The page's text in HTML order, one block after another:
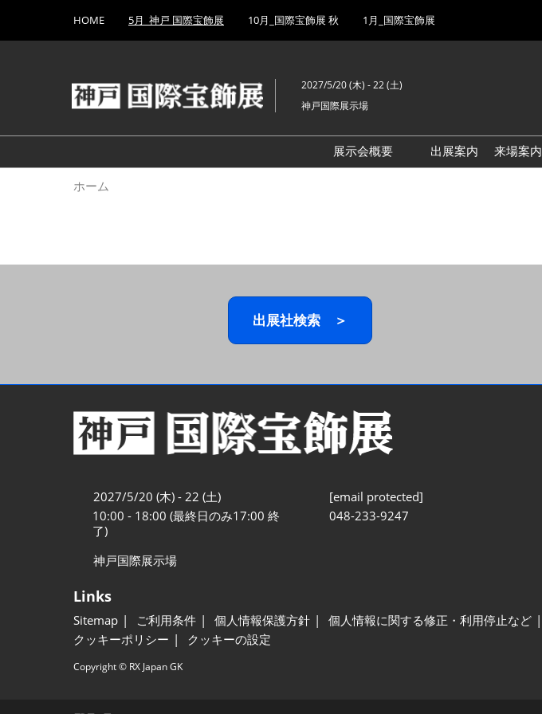
キ
し
て
to
HOME 5月_神戸 国際宝飾展 10月_国際宝飾展 秋 1月_国際宝飾展
2027/5/20 (木) - 22 (土)
神戸国際展示場
展示会概要
出展案内
来場案内
ホーム
出展社検索 ＞
2027/5/20 (木) - 22 (土)
10:00 - 18:00 (最終日のみ17:00 終
了)
神戸国際展示場
[email protected]
048-233-9247
Links
Sitemap ご利用条件 個人情報保護方針 個人情報に関する修正・利用停止など
クッキーポリシー
クッキーの設定
Copyright © RX Japan GK